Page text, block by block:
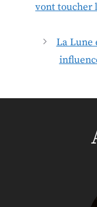
vont toucher
La Lune